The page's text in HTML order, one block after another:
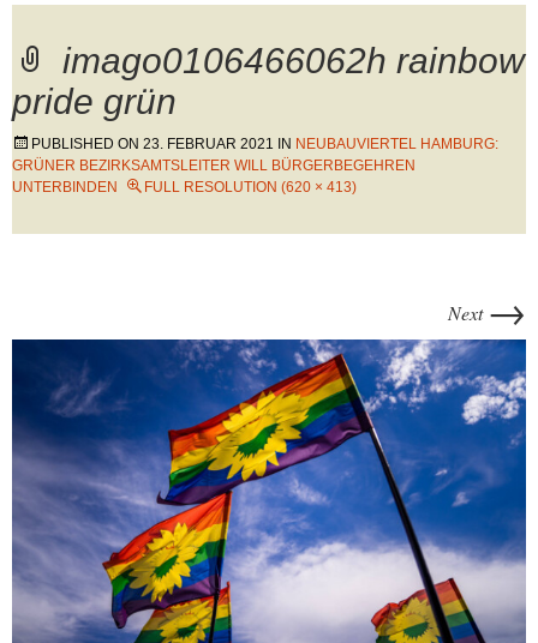
imago0106466062h rainbow
pride grün
PUBLISHED ON 23. FEBRUAR 2021 IN NEUBAUVIERTEL HAMBURG:
GRÜNER BEZIRKSAMTSLEITER WILL BÜRGERBEGEHREN
UNTERBINDEN
FULL RESOLUTION (620 × 413)
Next →